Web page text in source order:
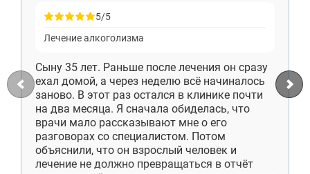
5/5
Лечение алкоголизма
Сыну 35 лет. Раньше после лечения он сразу
ехал домой, а через неделю всё начиналось
заново. В этот раз остался в клинике почти
на два месяца. Я сначала обиделась, что
врачи мало рассказывают мне о его
разговорах со специалистом. Потом
объяснили, что он взрослый человек и
лечение не должно превращаться в отчёт